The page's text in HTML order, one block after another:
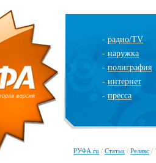
- радио/TV
- наружка
- полиграфия
- интернет
- пресса
РУФА.ru / Статьи / Релакс /